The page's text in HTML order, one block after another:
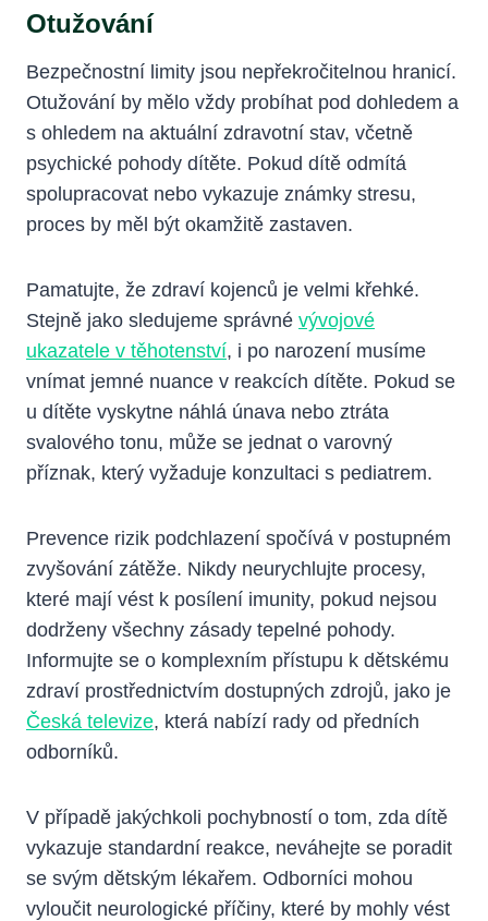
Otužování
Bezpečnostní limity jsou nepřekročitelnou hranicí.
Otužování by mělo vždy probíhat pod dohledem a
s ohledem na aktuální zdravotní stav, včetně
psychické pohody dítěte. Pokud dítě odmítá
spolupracovat nebo vykazuje známky stresu,
proces by měl být okamžitě zastaven.
Pamatujte, že zdraví kojenců je velmi křehké.
Stejně jako sledujeme správné vývojové
ukazatele v těhotenství, i po narození musíme
vnímat jemné nuance v reakcích dítěte. Pokud se
u dítěte vyskytne náhlá únava nebo ztráta
svalového tonu, může se jednat o varovný
příznak, který vyžaduje konzultaci s pediatrem.
Prevence rizik podchlazení spočívá v postupném
zvyšování zátěže. Nikdy neurychlujte procesy,
které mají vést k posílení imunity, pokud nejsou
dodrženy všechny zásady tepelné pohody.
Informujte se o komplexním přístupu k dětskému
zdraví prostřednictvím dostupných zdrojů, jako je
Česká televize, která nabízí rady od předních
odborníků.
V případě jakýchkoli pochybností o tom, zda dítě
vykazuje standardní reakce, neváhejte se poradit
se svým dětským lékařem. Odborníci mohou
vyloučit neurologické příčiny, které by mohly vést